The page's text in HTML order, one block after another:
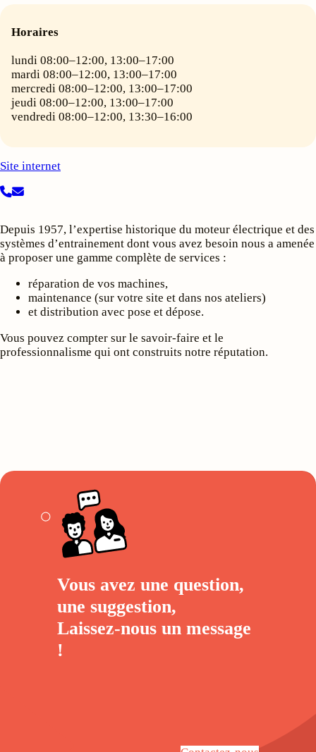
Horaires
lundi 08:00–12:00, 13:00–17:00
mardi 08:00–12:00, 13:00–17:00
mercredi 08:00–12:00, 13:00–17:00
jeudi 08:00–12:00, 13:00–17:00
vendredi 08:00–12:00, 13:30–16:00
Site internet
Depuis 1957, l’expertise historique du moteur électrique et des
systèmes d’entrainement dont vous avez besoin nous a amenée
à proposer une gamme complète de services :
réparation de vos machines,
maintenance (sur votre site et dans nos ateliers)
et distribution avec pose et dépose.
Vous pouvez compter sur le savoir-faire et le
professionnalisme qui ont construits notre réputation.
Vous avez une question,
une suggestion,
Laissez-nous un message
!